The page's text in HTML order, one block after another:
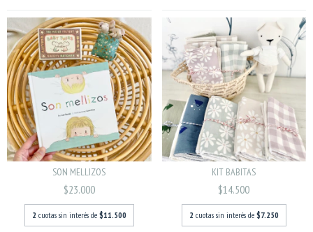
SON MELLIZOS
$23.000
2 cuotas sin interés de $11.500
KIT BABITAS
$14.500
2 cuotas sin interés de $7.250